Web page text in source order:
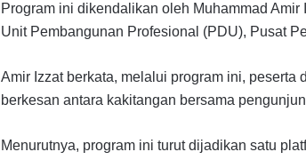
Program ini dikendalikan oleh Muhammad
Unit Pembangunan Profesional (PDU), Pusat
Amir Izzat berkata, melalui program ini,
berkesan antara kakitangan bersama
Menurutnya, program ini turut dijadikan satu